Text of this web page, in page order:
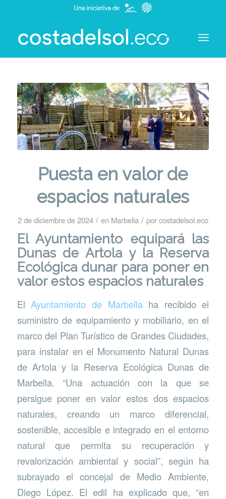
Puesta en valor de
espacios naturales
2 de diciembre de 2024 / en Marbella / porcostadelsol.eco
El Ayuntamiento equipará las
Dunas de Artola y la Reserva
Ecológica dunar para poner en
valor estos espacios naturales
ElAyuntamiento de Marbellaha recibido el
suministro de equipamiento y mobiliario, en el
marco del Plan Turístico de Grandes Ciudades,
para instalar en el Monumento Natural Dunas
de Artola y la Reserva Ecológica Dunas de
Marbella. “Una actuación con la que se
persigue poner en valor estos dos espacios
naturales, creando un marco diferencial,
sostenible, accesible e integrado en el entorno
natural que permita su recuperación y
revalorización ambiental y social”, según ha
subrayado el concejal de Medio Ambiente,
Diego López. El edil ha explicado que, “en